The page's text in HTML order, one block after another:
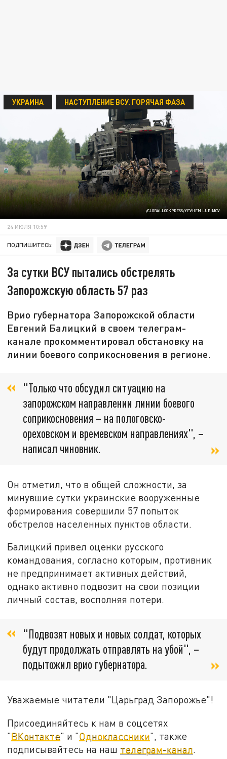
/GLOBALLOOKPRESS/YEVHEN LUBIMOV
УКРАИНА НАСТУПЛЕНИЕ ВСУ. ГОРЯЧАЯ ФАЗА
24 ИЮЛЯ 10:59
ПОДПИШИТЕСЬ:
За сутки ВСУ пытались обстрелять
Запорожскую область 57 раз
Врио губернатора Запорожской области
Евгений Балицкий в своем телеграм-
канале прокомментировал обстановку на
линии боевого соприкосновения в регионе.
"Только что обсудил ситуацию на
запорожском направлении линии боевого
соприкосновения – на пологовско-
ореховском и времевском направлениях", –
написал чиновник.
Он отметил, что в общей сложности, за
минувшие сутки украинские вооруженные
формирования совершили 57 попыток
обстрелов населенных пунктов области.
Балицкий привел оценки русского
командования, согласно которым, противник
не предпринимает активных действий,
однако активно подвозит на свои позиции
личный состав, восполняя потери.
"Подвозят новых и новых солдат, которых
будут продолжать отправлять на убой", –
подытожил врио губернатора.
Уважаемые читатели "Царьград Запорожье"!
Присоединяйтесь к нам в соцсетях
"ВКонтакте" и "Одноклассники", также
подписывайтесь на наш телеграм-канал